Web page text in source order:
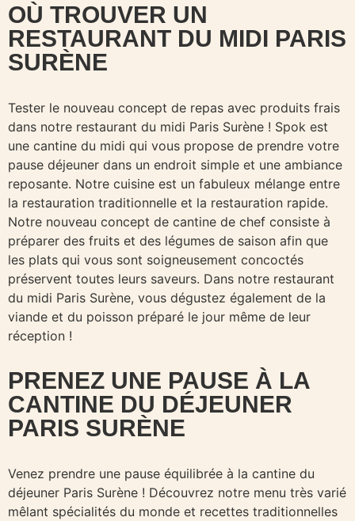
OÙ TROUVER UN
RESTAURANT DU MIDI PARIS
SURÈNE
Tester le nouveau concept de repas avec produits frais
dans notre restaurant du midi Paris Surène ! Spok est
une cantine du midi qui vous propose de prendre votre
pause déjeuner dans un endroit simple et une ambiance
reposante. Notre cuisine est un fabuleux mélange entre
la restauration traditionnelle et la restauration rapide.
Notre nouveau concept de cantine de chef consiste à
préparer des fruits et des légumes de saison afin que
les plats qui vous sont soigneusement concoctés
préservent toutes leurs saveurs. Dans notre restaurant
du midi Paris Surène, vous dégustez également de la
viande et du poisson préparé le jour même de leur
réception !
PRENEZ UNE PAUSE À LA
CANTINE DU DÉJEUNER
PARIS SURÈNE
Venez prendre une pause équilibrée à la cantine du
déjeuner Paris Surène ! Découvrez notre menu très varié
mêlant spécialités du monde et recettes traditionnelles